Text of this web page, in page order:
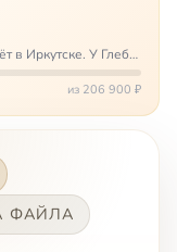
в Иркутске. У Глеба
менингита,
с которой
из 206 900 ₽
ФАЙЛА